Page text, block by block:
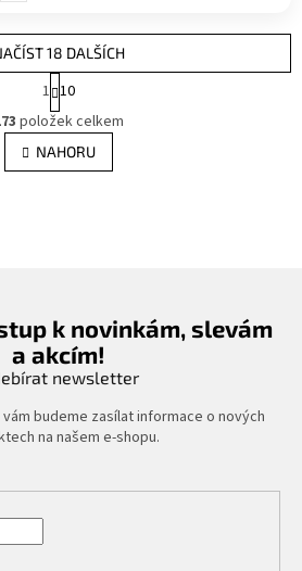
O
v
l
á
v
k
y
v
p
i
18 DALŠÍCH
S
t
r
á
n
k
1 10
položek celkem
NAHORU
k novinkám, slevám
a akcím!
newsletter
budeme zasílat informace o nových
na našem e-shopu.